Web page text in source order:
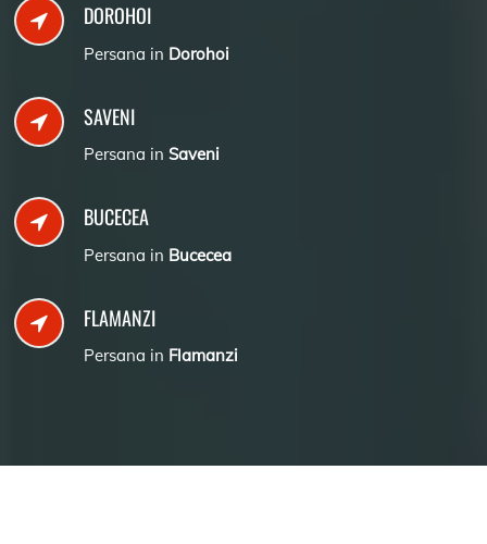
DOROHOI
Persana in Dorohoi
SAVENI
Persana in Saveni
BUCECEA
Persana in Bucecea
FLAMANZI
Persana in Flamanzi